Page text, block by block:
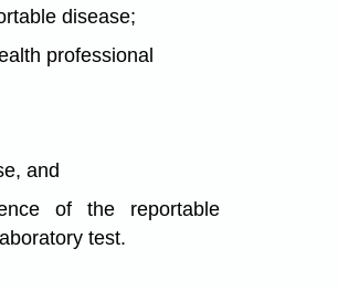
disease;
professional
and
of the reportable
test.